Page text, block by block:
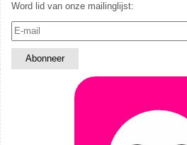
Word lid van onze mailinglijst: